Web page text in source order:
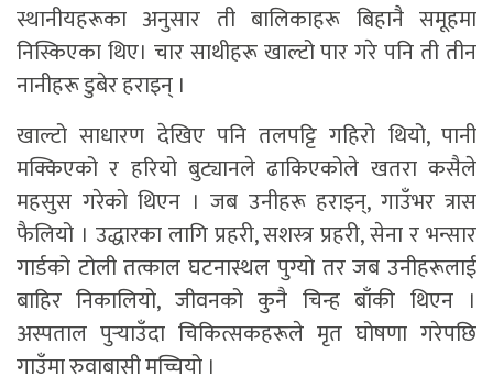
स्थानीयहरूका अनुसार ती बालिकाहरू बिहानै समूहमा
निस्किएका थिए। चार साथीहरू खाल्टो पार गरे पनि ती तीन
नानीहरू डुबेर हराइन् ।
खाल्टो साधारण देखिए पनि तलपट्टि गहिरो थियो, पानी
मक्किएको र हरियो बुट्यानले ढाकिएकोले खतरा कसैले
महसुस गरेको थिएन । जब उनीहरू हराइन्, गाउँभर त्रास
फैलियो । उद्धारका लागि प्रहरी, सशस्त्र प्रहरी, सेना र भन्सार
गार्डको टोली तत्काल घटनास्थल पुग्यो तर जब उनीहरूलाई
बाहिर निकालियो, जीवनको कुनै चिन्ह बाँकी थिएन ।
अस्पताल पुर्‍याउँदा चिकित्सकहरूले मृत घोषणा गरेपछि
गाउँमा रुवाबासी मच्चियो ।